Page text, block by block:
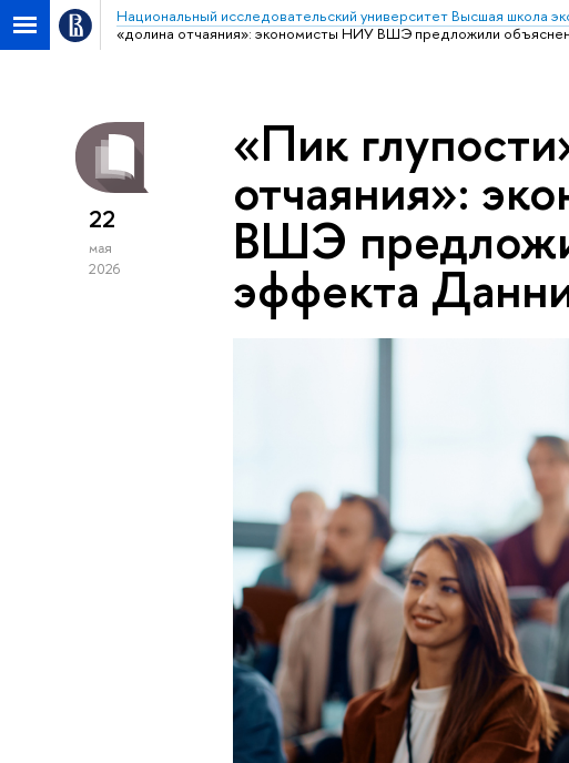
Национальный исследовательский университет Высшая школа
«долина отчаяния»: экономисты НИУ ВШЭ предложили
22
мая
2026
«Пик
отчаяния»:
ВШЭ
эффекта